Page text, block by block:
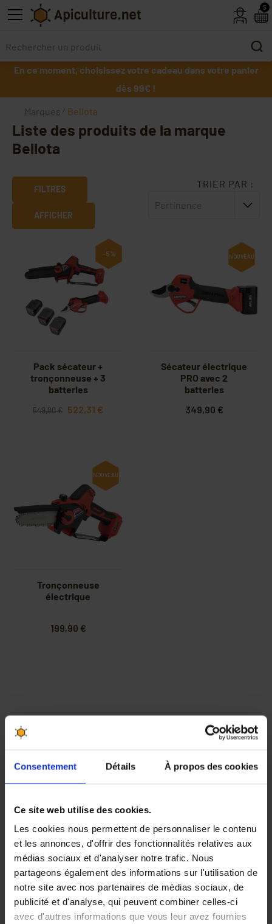
Consentement Détails À propos des cookies
Ce site web utilise des cookies.
Les cookies nous permettent de personnaliser le contenu
et les annonces, d'offrir des fonctionnalités relatives aux
médias sociaux et d'analyser notre trafic. Nous
partageons également des informations sur l'utilisation de
notre site avec nos partenaires de médias sociaux, de
publicité et d'analyse, qui peuvent combiner celles-ci
avec d'autres informations que vous leur avez fournies
Skip to main content
En ce moment, choisissez votre cadeau dans votre panier
dès 99€ !
Marques Bellota
Liste des produits de la marque
Bellota
FILTRES
AFFICHER
TRIER PAR :
Pertinence
-5%
Pack sécateur +
tronçonneuse + 3
batteries
549,80 € 522,31 €
NOUVEAU
Sécateur électrique
PRO avec 2
batteries
349,90 €
NOUVEAU
Tronçonneuse
électrique
199,90 €
meilleurs prix
Des professionnels vous
conseillent au 04 90 06 39
91
Gagnez des points de
fidélité à chaque
commande passée
5